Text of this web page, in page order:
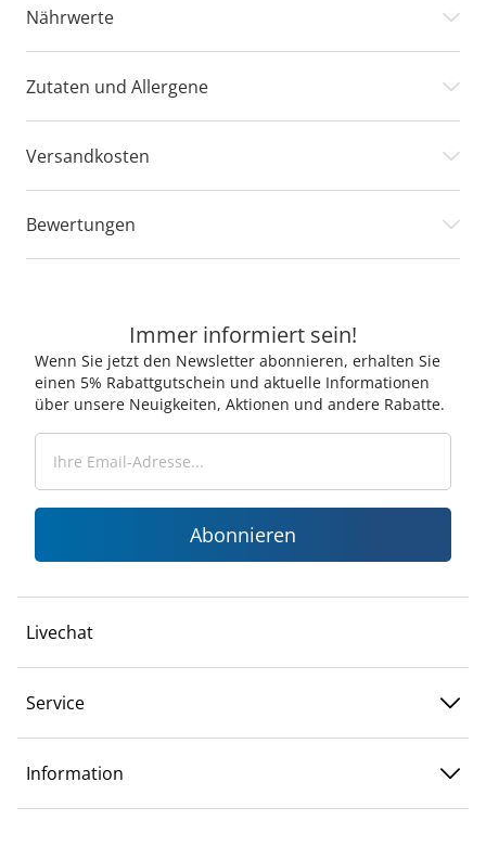
Nährwerte
Zutaten und Allergene
Versandkosten
Bewertungen
Immer informiert sein!
Wenn Sie jetzt den Newsletter abonnieren, erhalten Sie
einen 5% Rabattgutschein und aktuelle Informationen
über unsere Neuigkeiten, Aktionen und andere Rabatte.
Abonnieren
Livechat
Service
Information